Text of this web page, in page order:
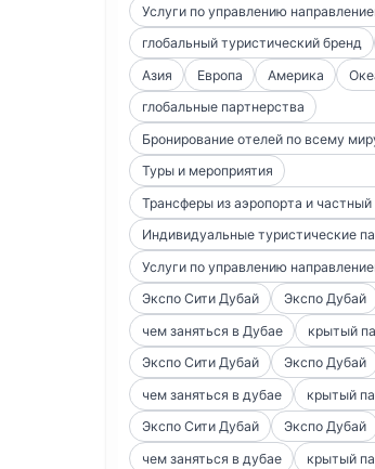
Услуги по управлению
глобальный туристический бренд
Азия
Европа Америка
глобальные партнерства
Бронирование отелей по всему
Туры и мероприятия
Трансферы из аэропорта и частный
Индивидуальные туристические
Услуги по управлению
Экспо Сити Дубай
Экспо Дубай
чем заняться в Дубае
крытый
Экспо Сити Дубай
Экспо Дубай
чем заняться в дубае
крытый
Экспо Сити Дубай
Экспо Дубай
чем заняться в дубае
крытый